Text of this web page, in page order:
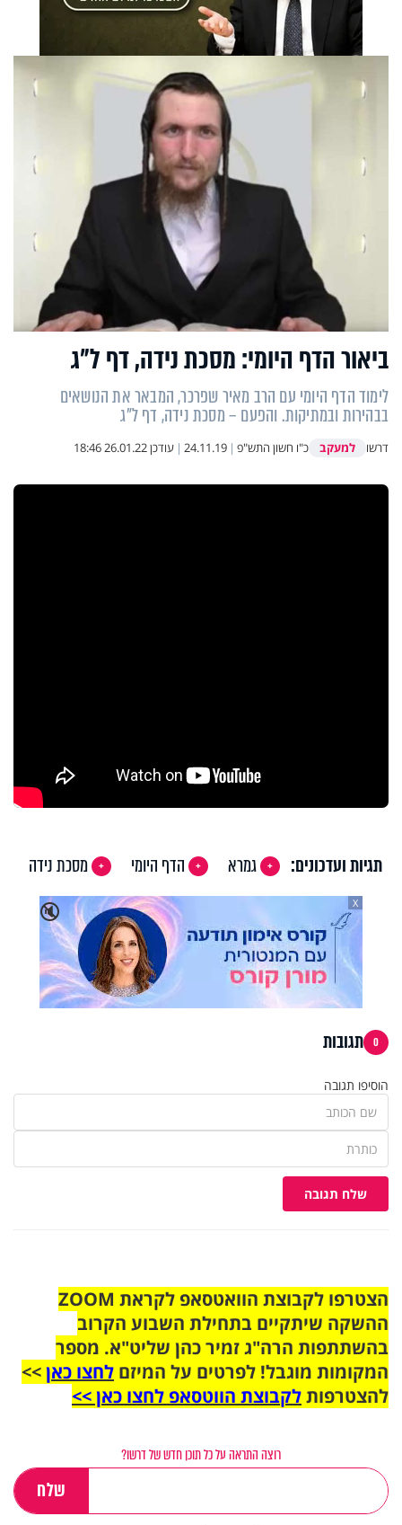
ביאור הדף היומי: מסכת נידה, דף ל"ג
לימוד הדף היומי עם הרב מאיר שפרכר, המבאר את הנושאים
בבהירות ובמתיקות. והפעם – מסכת נידה, דף ל"ג
דרשו למעקב כ"ו חשון התש"פ |
24.11.19
| עודכן26.01.22 18:46
תגיות ועדכונים: גמרא הדף היומי
מסכת נידה
🔇
X
0 תגובות
הוסיפו תגובה
שלח תגובה
הצטרפו לקבוצת הוואטסאפ לקראת ZOOM
ההשקה שיתקיים בתחילת השבוע הקרוב
בהשתתפות הרה"ג זמיר כהן שליט"א. מספר
המקומות מוגבל! לפרטים על המיזם לחצו כאן>>
להצטרפותלקבוצת הווטסאפ לחצו כאן >>
רוצה התראה על כל תוכן חדש של דרשו?